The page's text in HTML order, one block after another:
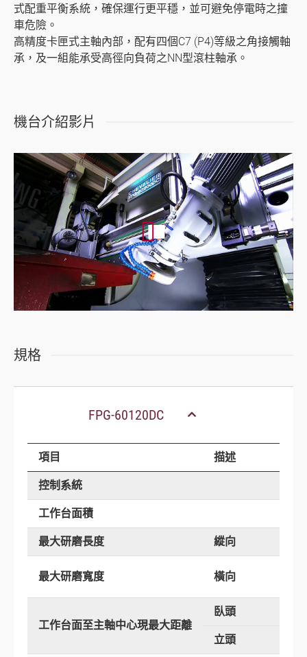
式配重平衡系統，確保運行更平穩，並可避免停電時之撞
車危險。
高精度卡匣式主軸內部，配有四個C7 (P4)等級之角接觸軸
承，及一組能承受高徑向負荷之NN型滾柱軸承。
機台介紹影片
規格
FPG-60120DC
項目 描述
控制系統
工作台面積
最大研磨長度 縱向
最大研磨寬度 橫向
工作台面至主軸中心現最大距離
臥頭
立頭
關於福裕
投資人專區
繁體中文 English